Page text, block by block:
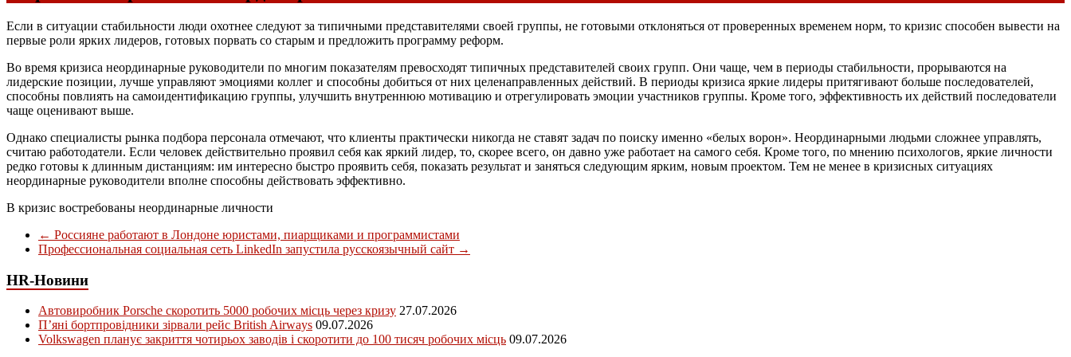
Если в ситуации стабильности люди охотнее следуют за типичными представителями своей группы, не готовыми отклоняться от проверенных временем норм, то кризис способен вывести на
первые роли ярких лидеров, готовых порвать со старым и предложить программу реформ.
Во время кризиса неординарные руководители по многим показателям превосходят типичных представителей своих групп. Они чаще, чем в периоды стабильности, прорываются на
лидерские позиции, лучше управляют эмоциями коллег и способны добиться от них целенаправленных действий. В периоды кризиса яркие лидеры притягивают больше последователей,
способны повлиять на самоидентификацию группы, улучшить внутреннюю мотивацию и отрегулировать эмоции участников группы. Кроме того, эффективность их действий последователи
чаще оценивают выше.
Однако специалисты рынка подбора персонала отмечают, что клиенты практически никогда не ставят задач по поиску именно «белых ворон». Неординарными людьми сложнее управлять,
считаю работодатели. Если человек действительно проявил себя как яркий лидер, то, скорее всего, он давно уже работает на самого себя. Кроме того, по мнению психологов, яркие личности
редко готовы к длинным дистанциям: им интересно быстро проявить себя, показать результат и заняться следующим ярким, новым проектом. Тем не менее в кризисных ситуациях
неординарные руководители вполне способны действовать эффективно.
В кризис востребованы неординарные личности
← Россияне работают в Лондоне юристами, пиарщиками и программистами
Профессиональная социальная сеть LinkedIn запустила русскоязычный сайт →
HR-Новини
Автовиробник Porsche скоротить 5000 робочих місць через кризу 27.07.2026
П’яні бортпровідники зірвали рейс British Airways 09.07.2026
Volkswagen планує закриття чотирьох заводів і скоротити до 100 тисяч робочих місць 09.07.2026